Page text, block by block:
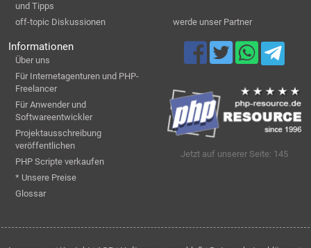
und Tipps
off-topic Diskussionen
werde unser Partner
Informationen
Über uns
Für Internetagenturen und PHP-
Freelancer
Für Anwender und
Softwareentwickler
Projektausschreibung
veröffentlichen
PHP Scripte verkaufen
* Unsere Preise
Glossar
Jetzt auf unserer Seite: 145